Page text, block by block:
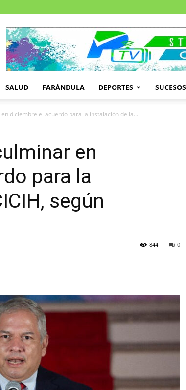
SALUD FARÁNDULA DEPORTES SUCESOS
diciembre el acuerdo para la instalación de la...
en
para la
según
0
844